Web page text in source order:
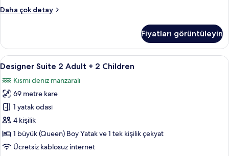
Daha çok detay
Designer
fazla
detay
Fiyatları görüntüleyin
Designer
Suite
2
Adult
+
2
Children
için
7
Designer Suite 2 Adult + 2 Children
Kısmi deniz manzaralı
69 metre kare
1 yatak odası
4 kişilik
1 büyük (Queen) Boy Yatak ve 1 tek kişilik çekyat
Ücretsiz kablosuz internet